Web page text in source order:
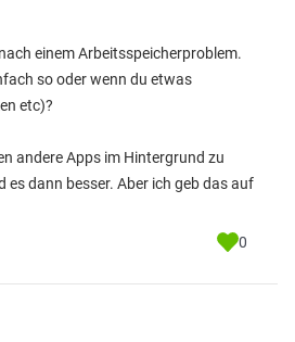
einem Arbeitsspeicherproblem.
so oder wenn du etwas
etc)?
andere Apps im Hintergrund zu
es dann besser. Aber ich geb das auf
0